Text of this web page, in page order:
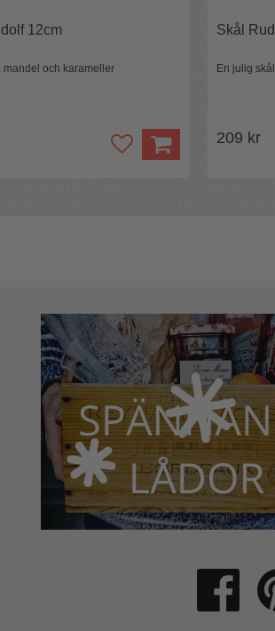
12cm
mandel och karameller
Skål
En julig skål
209 kr